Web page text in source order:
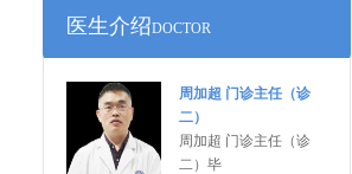
医生介绍DOCTOR
周加超 门诊主任（诊
二）
周加超 门诊主任（诊
二）毕